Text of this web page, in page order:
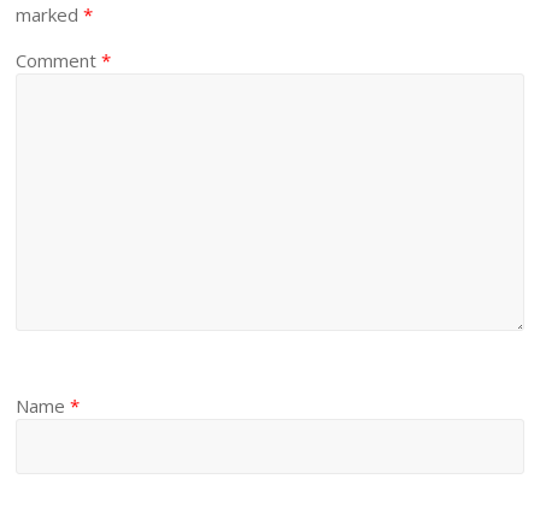
marked*
Comment*
Name*